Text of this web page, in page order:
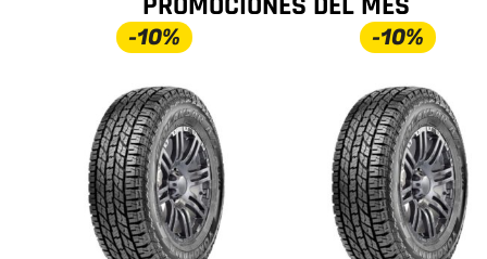
-10% -10%